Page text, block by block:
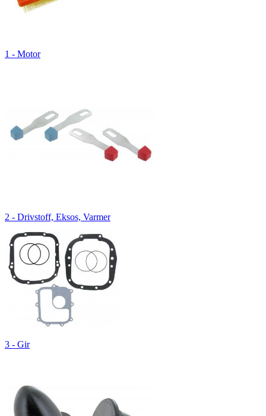
1 - Motor
2 - Drivstoff, Eksos, Varmer
3 - Gir